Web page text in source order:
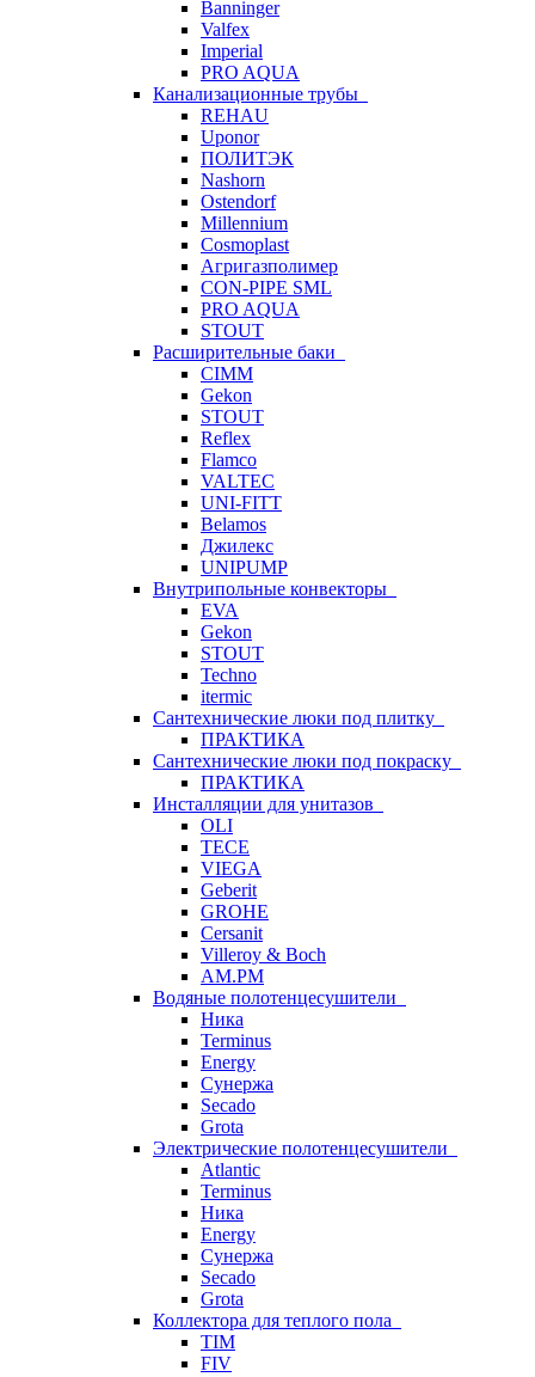
Banninger
Valfex
Imperial
PRO AQUA
Канализационные трубы
REHAU
Uponor
ПОЛИТЭК
Nashorn
Ostendorf
Millennium
Cosmoplast
Агригазполимер
CON-PIPE SML
PRO AQUA
STOUT
Расширительные баки
CIMM
Gekon
STOUT
Reflex
Flamco
VALTEC
UNI-FITT
Belamos
Джилекс
UNIPUMP
Внутрипольные конвекторы
EVA
Gekon
STOUT
Techno
itermic
Сантехнические люки под плитку
ПРАКТИКА
Сантехнические люки под покраску
ПРАКТИКА
Инсталляции для унитазов
OLI
TECE
VIEGA
Geberit
GROHE
Cersanit
Villeroy & Boch
AM.PM
Водяные полотенцесушители
Ника
Terminus
Energy
Сунержа
Secado
Grota
Электрические полотенцесушители
Atlantic
Terminus
Ника
Energy
Сунержа
Secado
Grota
Коллектора для теплого пола
TIM
FIV